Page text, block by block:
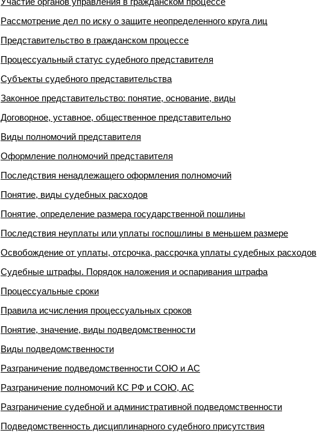
Рассмотрение дел по иску о защите неопределенного круга лиц
Представительство в гражданском процессе
Процессуальный статус судебного представителя
Субъекты судебного представительства
Законное представительство: понятие, основание, виды
Договорное, уставное, общественное представительно
Виды полномочий представителя
Оформление полномочий представителя
Последствия ненадлежащего оформления полномочий
Понятие, виды судебных расходов
Понятие, определение размера государственной пошлины
Последствия неуплаты или уплаты госпошлины в меньшем размере
Освобождение от уплаты, отсрочка, рассрочка уплаты судебных расходов
Судебные штрафы. Порядок наложения и оспаривания штрафа
Процессуальные сроки
Правила исчисления процессуальных сроков
Понятие, значение, виды подведомственности
Виды подведомственности
Разграничение подведомственности СОЮ и АС
Разграничение полномочий КС РФ и СОЮ, АС
Разграничение судебной и административной подведомственности
Подведомственность дисциплинарного судебного присутствия